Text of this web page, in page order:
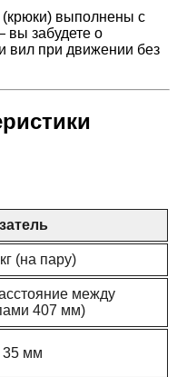
выполнены с
забудете о
вил при движении без
(на пару)
между
407 мм)
35 мм